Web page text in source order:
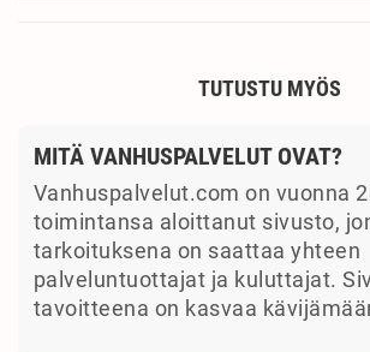
TUTUSTU MYÖS
MITÄ VANHUSPALVELUT OVAT?
Vanhuspalvelut.com on vuonna
toimintansa aloittanut sivusto,
tarkoituksena on saattaa yhteen
palveluntuottajat ja kuluttajat.
tavoitteena on kasvaa